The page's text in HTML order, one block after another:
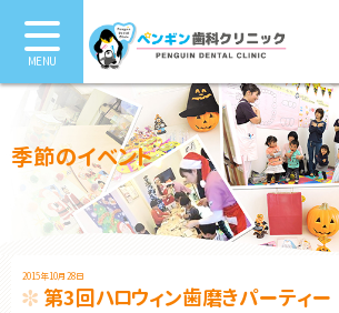
季節のイベント
第3回ハロウィン歯磨きパーティー
2015年10月28日